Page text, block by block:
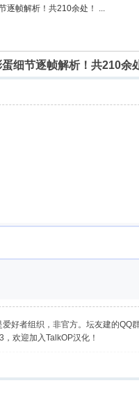
逐帧解析！共210余处！ ...
细节逐帧解析！共210余
好者组织，非官方。坛友建的
欢迎加入TalkOP汉化！